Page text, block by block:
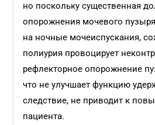
но поскольку существенная
опорожнения мочевого
на ночные мочеиспускания,
полиурия провоцирует
рефлекторное опорожнение
что не улучшает функцию
следствие, не приводит к
пациента.